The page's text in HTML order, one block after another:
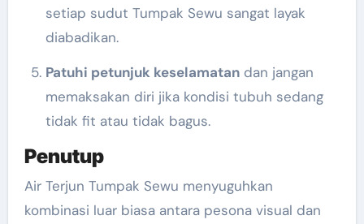
setiap sudut Tumpak Sewu sangat layak
diabadikan.
Patuhi petunjuk keselamatandan jangan
memaksakan diri jika kondisi tubuh sedang
tidak fit atau tidak bagus.
Penutup
Air Terjun Tumpak Sewu menyuguhkan
kombinasi luar biasa antara pesona visual dan